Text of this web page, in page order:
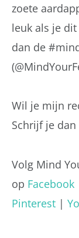
zoete
leuk als je
dan de
Wil je mijn
Schrijf je
Volg Mind
op Facebook
Pinterest |